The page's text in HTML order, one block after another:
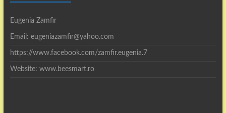
Eugenia Zamfir
Email: eugeniazamfir@yahoo.com
https://www.facebook.com/zamfir.eugenia.7
Website: www.beesmart.ro